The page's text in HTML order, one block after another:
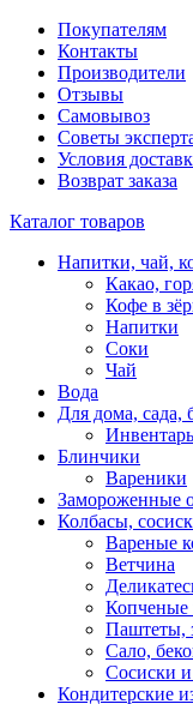
Покупателям
Контакты
Производители
Отзывы
Самовывоз
Советы
Условия
Возврат заказа
Каталог товаров
Напитки, чай,
Какао,
Кофе в
Напитки
Соки
Чай
Вода
Для дома, сада,
Блинчики
Вареники
Замороженные
Колбасы,
Вареные
Ветчина
Копченые
Паштеты,
Сало,
Сосиски и
Кондитерские